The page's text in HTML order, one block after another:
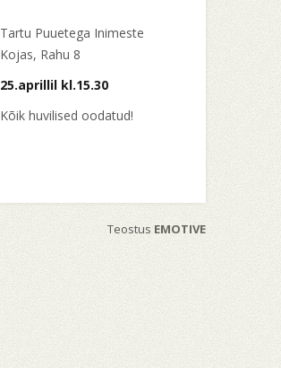
Tartu Puuetega Inimeste
Kojas, Rahu 8
25.aprillil kl.15.30
Kõik huvilised oodatud!
Teostus EMOTIVE